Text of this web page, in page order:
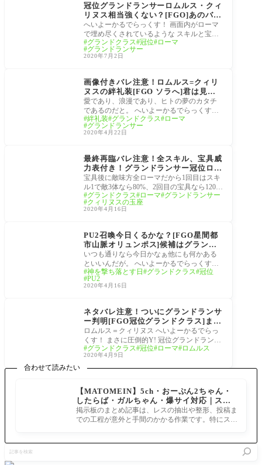
冠位グランドランサーロムルス・クィ
リヌス相当強くない？[FGO]あのバフ
の数値とお手軽特攻で弱いわけがない
へいよーかるでらっくす！ 画面内がローマ
で埋め尽くされているような スキルと宝具
もローマだらけ うちのカルデアのローマさ
んは
グランドクラス 冠位
ローマ
グランドランサー
2020年7月2日
画像付きバレ注意！ロムルス=クィリ
ヌスの絆礼装[FGO ソラへ]君は見
る。この腕は、かの最高神の腕であ
り…ローマ！
愛であり、浪漫であり、ヒトの夢のカタチ
であるのだと。 へいよーかるでらっくす！
ロムルス=クィリヌス(ランサー)装備時の
み、自
絆礼装 グランドクラス
ローマ
グランドランサー
2020年4月22日
最終再臨バレ注意！全スキル、宝具威
力表付き！グランドランサー冠位ロム
ルス＝クィリヌス[FGOグランドクラ
ス]やっぱり１ローマ20%っぽいね倍
率
宝具後に敵味方全ローマだから1回目はスキ
ル1で敵3体なら80%、2回目の宝具なら120%
か へいよーかるでらっくす！ １ローマと言
うパワ
グランドクラス ローマ グランドランサー
クィリヌスの玉座
2020年4月16日
PU2召喚今日くるかな？[FGO星間都
市山脈オリュンポス]候補はグランド
ランサーと…が来るかな?!マスター達
のピックアップサーヴァント予想
いつも通りなら今日かなぁ他にも何かある
といいんだが。 へいよーかるでらっくす！
冠位持ちのグランドクラスはコンプしたい
ので
神を撃ち落とす日 グランドクラス 冠位
PU2
2020年4月16日
ネタバレ注意！ついにグランドランサ
ー判明[FGO冠位グランドクラス]まさ
に圧倒的Yだね。
ロムルス＝クィリヌス へいよーかるでらっ
くす！ まさに圧倒的Y! 冠位グランドランサ
ー ロムルス＝クィリヌス ローマ、カッコイ
ィ
グランドクラス 冠位 ローマ ロムルス
2020年4月9日
合わせて読みたい
【MATOMEIN】5ch・おーぷん2ちゃん・
したらば・ガルちゃん・爆サイ対応｜スマ
ホでまとめ記事を作れるアプリ FGOのまと
め記事ができるまで
掲示板のまとめ記事は、レスの抽出や整形、投稿ま
での工程が意外と手間のかかる作業です。特にスマ
を